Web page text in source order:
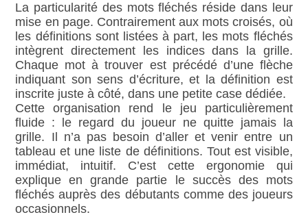
La particularité des mots fléchés réside dans leur
mise en page. Contrairement aux mots croisés, où
les définitions sont listées à part, les mots fléchés
intègrent directement les indices dans la grille.
Chaque mot à trouver est précédé d’une flèche
indiquant son sens d’écriture, et la définition est
inscrite juste à côté, dans une petite case dédiée.
Cette organisation rend le jeu particulièrement
fluide : le regard du joueur ne quitte jamais la
grille. Il n’a pas besoin d’aller et venir entre un
tableau et une liste de définitions. Tout est visible,
immédiat, intuitif. C’est cette ergonomie qui
explique en grande partie le succès des mots
fléchés auprès des débutants comme des joueurs
occasionnels.